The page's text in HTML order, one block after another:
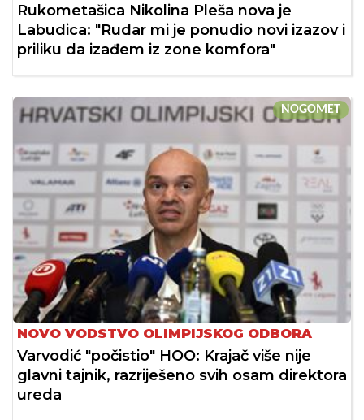
Rukometašica Nikolina Pleša nova je
Labudica: "Rudar mi je ponudio novi izazov i
priliku da izađem iz zone komfora"
NOGOMET
NOVO VODSTVO OLIMPIJSKOG ODBORA
Varvodić "počistio" HOO: Krajač više nije
glavni tajnik, razriješeno svih osam direktora
ureda